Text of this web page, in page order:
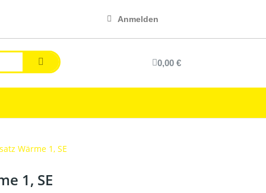
Anmelden
0,00 €
Wärme 1, SE
1, SE